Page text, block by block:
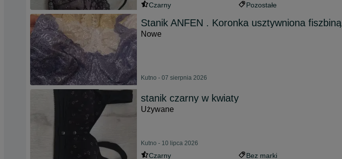
Czarny Pozostałe
Stanik ANFEN . Koronka usztywniona fiszbiną
Nowe
Kutno - 07 sierpnia 2026
stanik czarny w kwiaty
Używane
Kutno - 10 lipca 2026
Czarny Bez marki